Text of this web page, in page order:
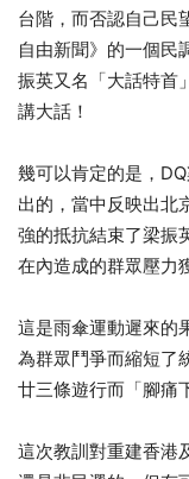
台階，而否認自己民
自由新聞》的一個民
振英又名「大話特首
講大話！
幾可以肯定的是，
出的，當中反映出北
強的抵抗結束了梁振
在內造成的群眾壓力
這是雨傘運動遲來的
為群眾鬥爭而縮短了
廿三條遊行而「腳痛
這次教訓對重建香港